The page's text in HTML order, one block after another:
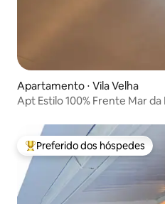
Apartamento ⋅ Vila Velha
Apt Estilo 100% Frente Mar
Entre os melhores preferidos
Preferido dos hóspedes